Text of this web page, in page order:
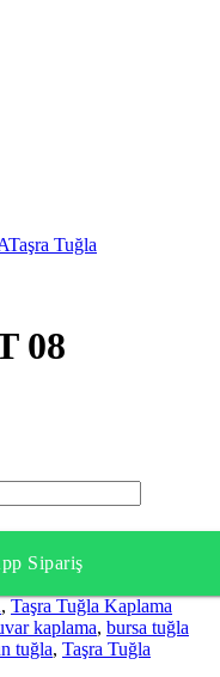
Taşra Tuğla
08
Sipariş
, Taşra Tuğla Kaplama
kaplama, bursa tuğla
tuğla, Taşra Tuğla